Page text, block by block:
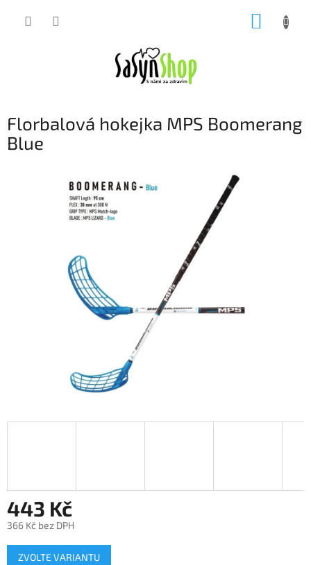
Florbalová hokejka MPS Boomerang
Blue
443 Kč
366 Kč bez DPH
Měrná
cena:
ZVOLTE VARIANTU